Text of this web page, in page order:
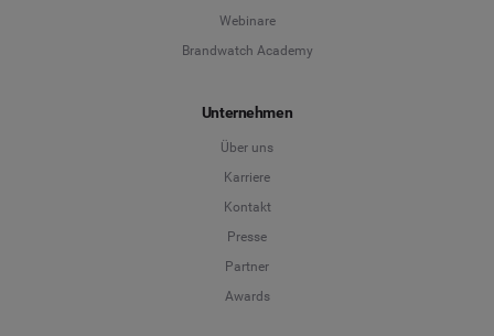
Webinare
Brandwatch Academy
Unternehmen
Über uns
Karriere
Kontakt
Presse
Partner
Awards